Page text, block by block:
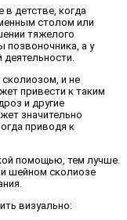
в детстве, когда
столом или
тяжелого
позвоночника, а у
и не
привести к таким
и другие
значительно
приводя к
помощью, тем лучше.
шейном сколиозе
визуально: